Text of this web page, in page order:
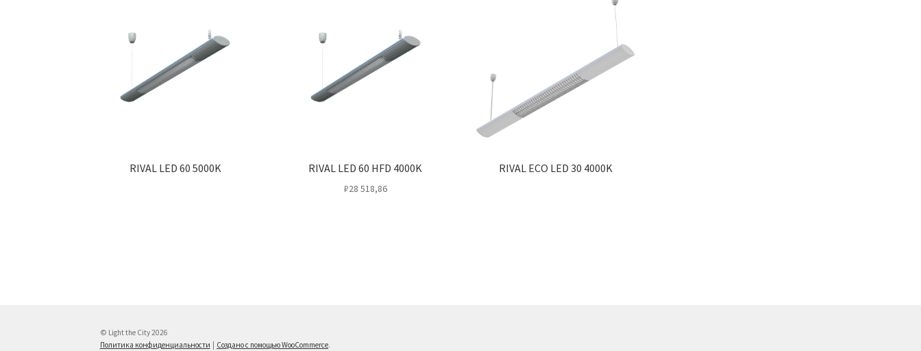
RIVAL LED 60 5000K RIVAL LED 60 HFD 4000K
₽28 518,86
RIVAL ECO LED 30 4000K
© Light the City 2026
Политика конфиденциальности
Создано с помощью WooCommerce.